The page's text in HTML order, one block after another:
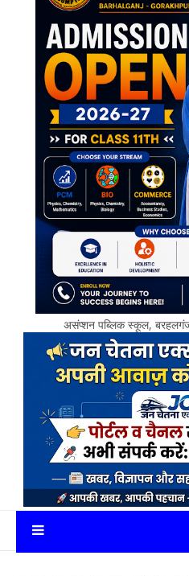
असंप्शन पब्लिक स्कूल,